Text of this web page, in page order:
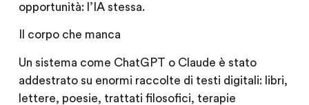
opportunità: l’IA stessa.
Il corpo che manca
Un sistema come ChatGPT o Claude è stato
addestrato su enormi raccolte di testi digitali: libri,
lettere, poesie, trattati filosofici, terapie